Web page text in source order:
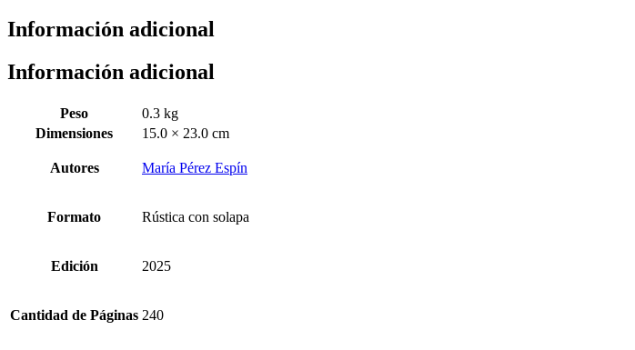
Información adicional
Información adicional
Peso
0.3 kg
Dimensiones
15.0 × 23.0 cm
Autores María Pérez Espín
Formato Rústica con solapa
Edición 2025
Cantidad de Páginas 240